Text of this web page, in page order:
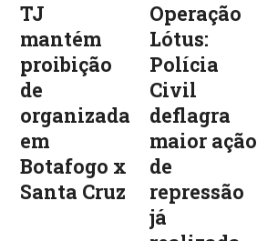
TJ
mantém
proibição
de
organizadas
em
Botafogo x
Santa Cruz
Operação
Lótus:
Polícia
Civil
deflagra
maior ação
de
repressão
já